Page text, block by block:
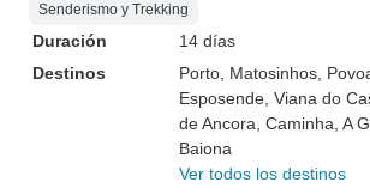
Senderismo y Trekking
Duración
14 días
Destinos
Porto , Matosinhos ,
Esposende , Viana do
de Ancora , Caminha , A
Baiona
Ver todos los destinos